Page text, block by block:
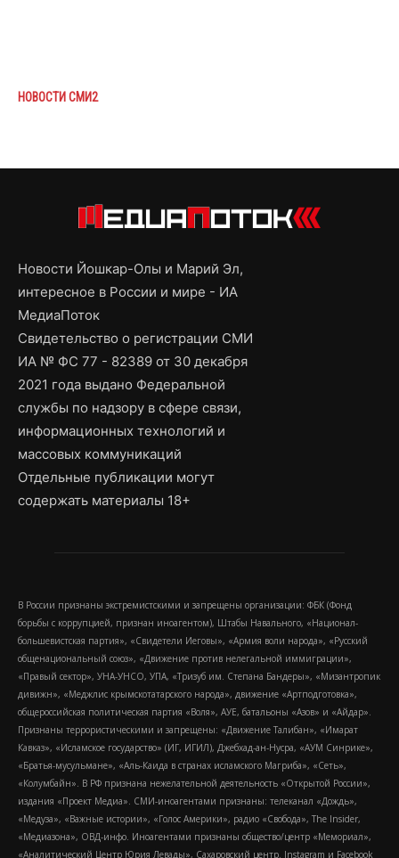
НОВОСТИ СМИ2
Новости Йошкар-Олы и Марий Эл,
интересное в России и мире - ИА
МедиаПоток
Свидетельство о регистрации СМИ
ИА № ФС 77 - 82389 от 30 декабря
2021 года выдано Федеральной
службы по надзору в сфере связи,
информационных технологий и
массовых коммуникаций
Отдельные публикации могут
содержать материалы 18+
В России признаны экстремистскими и запрещены организации: ФБК (Фонд
борьбы с коррупцией, признан иноагентом), Штабы Навального, «Национал-
большевистская партия», «Свидетели Иеговы», «Армия воли народа», «Русский
общенациональный союз», «Движение против нелегальной иммиграции»,
«Правый сектор», УНА-УНСО, УПА, «Тризуб им. Степана Бандеры», «Мизантропик
дивижн», «Меджлис крымскотатарского народа», движение «Артподготовка»,
общероссийская политическая партия «Воля», АУЕ, батальоны «Азов» и «Айдар».
Признаны террористическими и запрещены: «Движение Талибан», «Имарат
Кавказ», «Исламское государство» (ИГ, ИГИЛ), Джебхад-ан-Нусра, «АУМ Синрике»,
«Братья-мусульмане», «Аль-Каида в странах исламского Магриба», «Сеть»,
«Колумбайн». В РФ признана нежелательной деятельность «Открытой России»,
издания «Проект Медиа». СМИ-иноагентами признаны: телеканал «Дождь»,
«Медуза», «Важные истории», «Голос Америки», радио «Свобода», The Insider,
«Медиазона», ОВД-инфо. Иноагентами признаны общество/центр «Мемориал»,
«Аналитический Центр Юрия Левады», Сахаровский центр. Instagram и Facebook